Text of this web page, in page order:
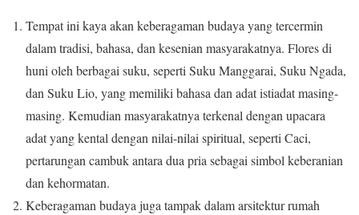
Tempat ini kaya akan keberagaman budaya yang tercermin
dalam tradisi, bahasa, dan kesenian masyarakatnya. Flores di
huni oleh berbagai suku, seperti Suku Manggarai, Suku Ngada,
dan Suku Lio, yang memiliki bahasa dan adat istiadat masing-
masing. Kemudian masyarakatnya terkenal dengan upacara
adat yang kental dengan nilai-nilai spiritual, seperti Caci,
pertarungan cambuk antara dua pria sebagai simbol keberanian
dan kehormatan.
Keberagaman budaya juga tampak dalam arsitektur rumah